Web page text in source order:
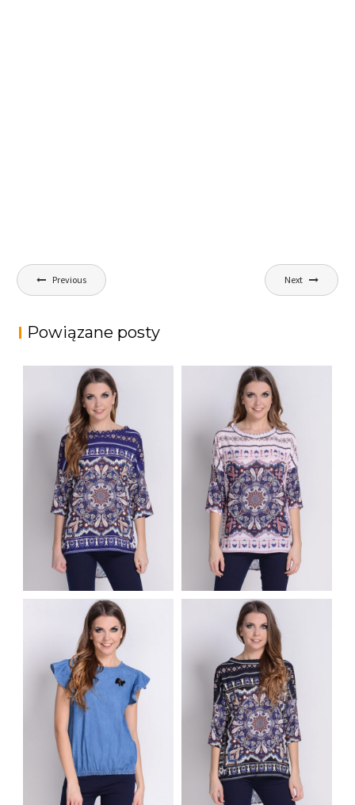
Nawigacja
wpisu
Previous Next
Powiązane posty
AVARO BLUZKA
KIMONO W MODNY
WZÓR BOHO RÓŻ
AVARO BLUZKA
KIMONO W MODNY
WZÓR BOHO FIOLET